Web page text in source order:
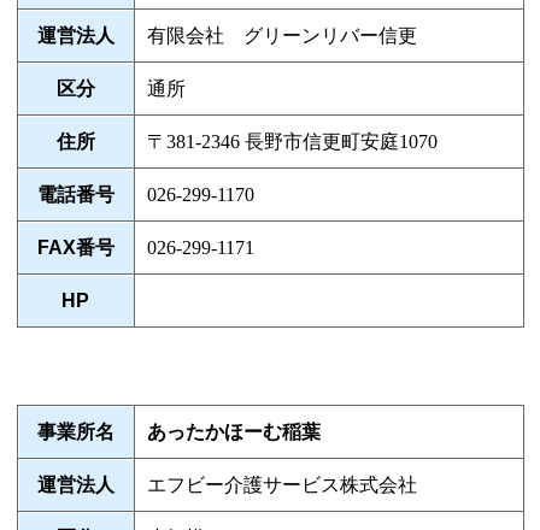
運営法人 有限会社 グリーンリバー信更
区分 通所
住所 〒381-2346 長野市信更町安庭1070
電話番号 026-299-1170
FAX番号 026-299-1171
HP
事業所名 あったかほーむ稲葉
運営法人 エフビー介護サービス株式会社